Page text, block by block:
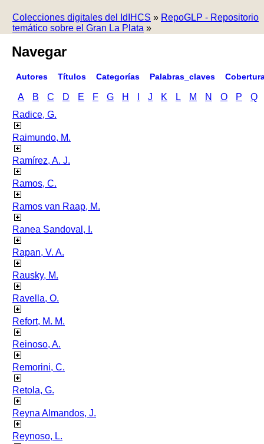
Colecciones digitales del IdIHCS » RepoGLP - Repositorio
temático sobre el Gran La Plata »
Navegar
Autores Títulos Categorías Palabras_claves
A B C D E F G H J K L M N O P
Q
Radice, G.
Raimundo, M.
Ramírez, A. J.
Ramos, C.
Ramos van Raap, M.
Ranea Sandoval, I.
Rapan, V. A.
Rausky, M.
Ravella, O.
Refort, M. M.
Reinoso, A.
Remorini, C.
Retola, G.
Reyna Almandos, J.
Reynoso, L.